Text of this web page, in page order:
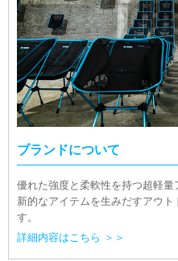
ブランドについて
優れた強度と柔軟性を持つ超軽
新的なアイテムを生みだすアウ
す。
詳細内容はこちら ＞＞